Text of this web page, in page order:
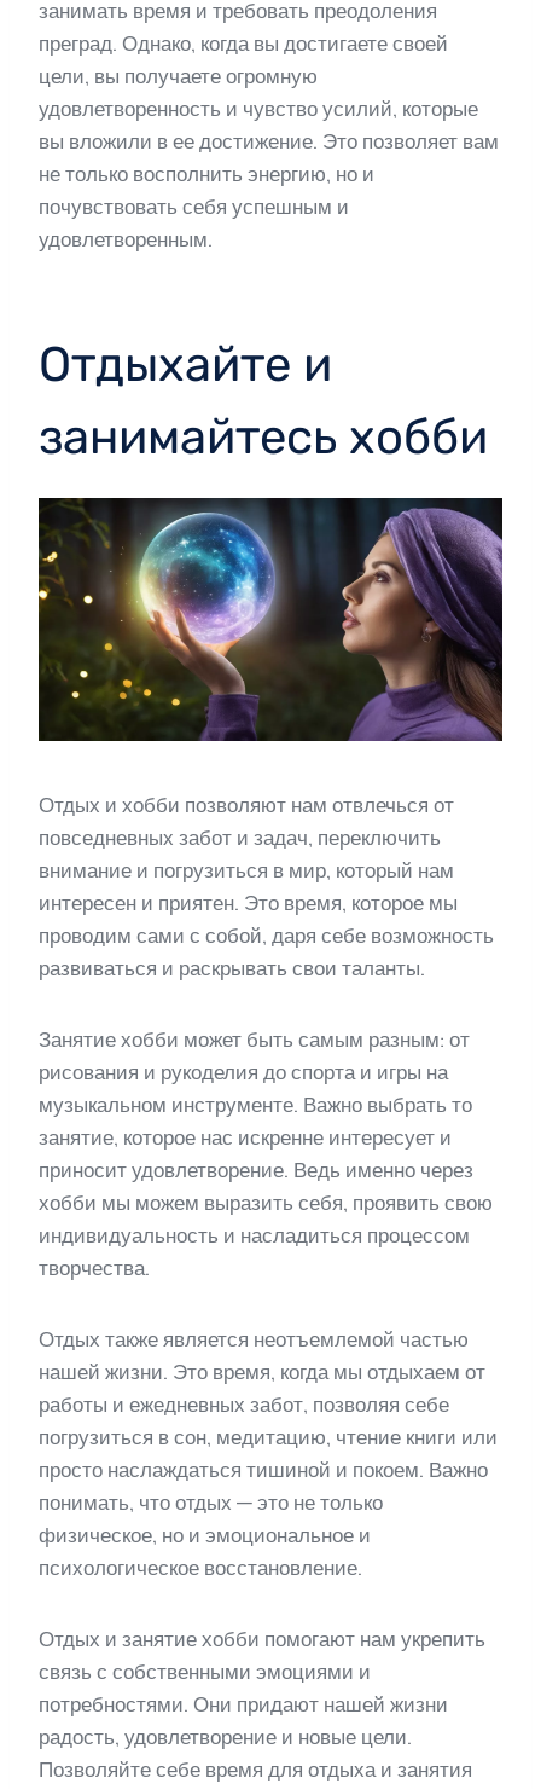
занимать время и требовать преодоления
преград. Однако, когда вы достигаете своей
цели, вы получаете огромную
удовлетворенность и чувство усилий, которые
вы вложили в ее достижение. Это позволяет вам
не только восполнить энергию, но и
почувствовать себя успешным и
удовлетворенным.
Отдыхайте и
занимайтесь хобби
Отдых и хобби позволяют нам отвлечься от
повседневных забот и задач, переключить
внимание и погрузиться в мир, который нам
интересен и приятен. Это время, которое мы
проводим сами с собой, даря себе возможность
развиваться и раскрывать свои таланты.
Занятие хобби может быть самым разным: от
рисования и рукоделия до спорта и игры на
музыкальном инструменте. Важно выбрать то
занятие, которое нас искренне интересует и
приносит удовлетворение. Ведь именно через
хобби мы можем выразить себя, проявить свою
индивидуальность и насладиться процессом
творчества.
Отдых также является неотъемлемой частью
нашей жизни. Это время, когда мы отдыхаем от
работы и ежедневных забот, позволяя себе
погрузиться в сон, медитацию, чтение книги или
просто наслаждаться тишиной и покоем. Важно
понимать, что отдых — это не только
физическое, но и эмоциональное и
психологическое восстановление.
Отдых и занятие хобби помогают нам укрепить
связь с собственными эмоциями и
потребностями. Они придают нашей жизни
радость, удовлетворение и новые цели.
Позволяйте себе время для отдыха и занятия